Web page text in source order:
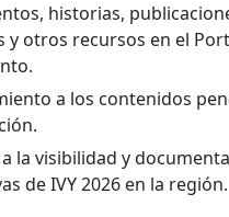
historias,
y otros recursos en el
a los contenidos
la visibilidad y
de IVY 2026 en la región.